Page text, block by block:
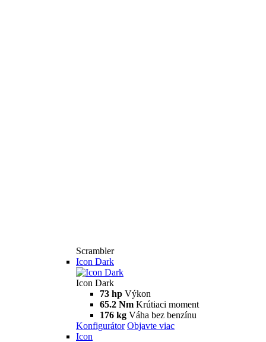
Scrambler
Icon Dark
Icon Dark
73 hp Výkon
65.2 Nm Krútiaci moment
176 kg Váha bez benzínu
Konfigurátor Objavte viac
Icon